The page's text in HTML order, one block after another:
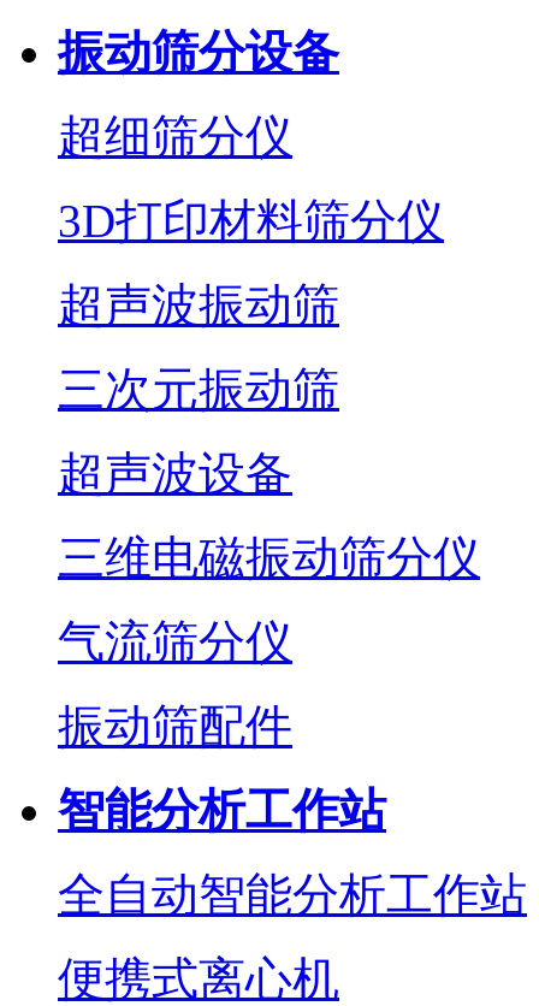
振动筛分设备
超细筛分仪
3D打印材料筛分仪
超声波振动筛
三次元振动筛
超声波设备
三维电磁振动筛分仪
气流筛分仪
振动筛配件
智能分析工作站
全自动智能分析工作站
便携式离心机